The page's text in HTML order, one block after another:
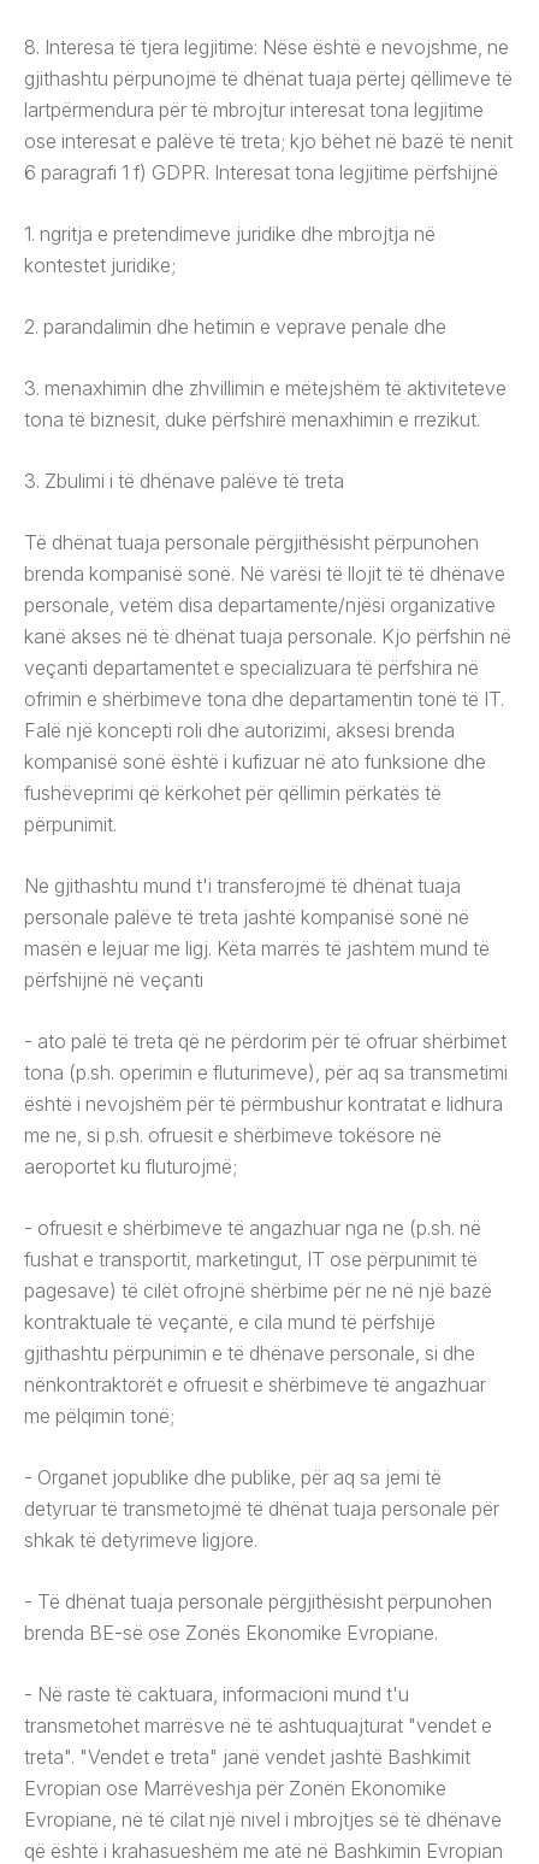
8. Interesa të tjera legjitime: Nëse është e nevojshme, ne
gjithashtu përpunojmë të dhënat tuaja përtej qëllimeve të
lartpërmendura për të mbrojtur interesat tona legjitime
ose interesat e palëve të treta; kjo bëhet në bazë të nenit
6 paragrafi 1 f) GDPR. Interesat tona legjitime përfshijnë
1. ngritja e pretendimeve juridike dhe mbrojtja në
kontestet juridike;
2. parandalimin dhe hetimin e veprave penale dhe
3. menaxhimin dhe zhvillimin e mëtejshëm të aktiviteteve
tona të biznesit, duke përfshirë menaxhimin e rrezikut.
3. Zbulimi i të dhënave palëve të treta
Të dhënat tuaja personale përgjithësisht përpunohen
brenda kompanisë sonë. Në varësi të llojit të të dhënave
personale, vetëm disa departamente/njësi organizative
kanë akses në të dhënat tuaja personale. Kjo përfshin në
veçanti departamentet e specializuara të përfshira në
ofrimin e shërbimeve tona dhe departamentin tonë të IT.
Falë një koncepti roli dhe autorizimi, aksesi brenda
kompanisë sonë është i kufizuar në ato funksione dhe
fushëveprimi që kërkohet për qëllimin përkatës të
përpunimit.
Ne gjithashtu mund t'i transferojmë të dhënat tuaja
personale palëve të treta jashtë kompanisë sonë në
masën e lejuar me ligj. Këta marrës të jashtëm mund të
përfshijnë në veçanti
- ato palë të treta që ne përdorim për të ofruar shërbimet
tona (p.sh. operimin e fluturimeve), për aq sa transmetimi
është i nevojshëm për të përmbushur kontratat e lidhura
me ne, si p.sh. ofruesit e shërbimeve tokësore në
aeroportet ku fluturojmë;
- ofruesit e shërbimeve të angazhuar nga ne (p.sh. në
fushat e transportit, marketingut, IT ose përpunimit të
pagesave) të cilët ofrojnë shërbime për ne në një bazë
kontraktuale të veçantë, e cila mund të përfshijë
gjithashtu përpunimin e të dhënave personale, si dhe
nënkontraktorët e ofruesit e shërbimeve të angazhuar
me pëlqimin tonë;
- Organet jopublike dhe publike, për aq sa jemi të
detyruar të transmetojmë të dhënat tuaja personale për
shkak të detyrimeve ligjore.
- Të dhënat tuaja personale përgjithësisht përpunohen
brenda BE-së ose Zonës Ekonomike Evropiane.
- Në raste të caktuara, informacioni mund t'u
transmetohet marrësve në të ashtuquajturat "vendet e
treta". "Vendet e treta" janë vendet jashtë Bashkimit
Evropian ose Marrëveshja për Zonën Ekonomike
Evropiane, në të cilat një nivel i mbrojtjes së të dhënave
që është i krahasueshëm me atë në Bashkimin Evropian